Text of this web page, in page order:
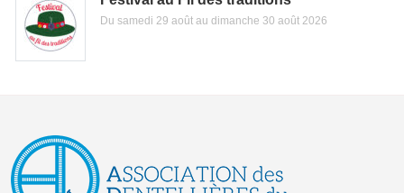
Du samedi 29 août au dimanche 30 août 2026